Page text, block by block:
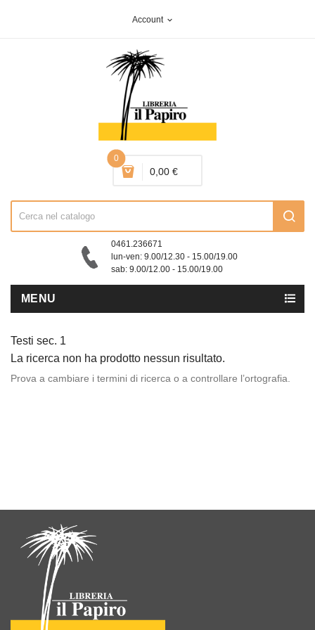
Account expand_more
0
0,00 €
0461.236671
lun-ven: 9.00/12.30 - 15.00/19.00
sab: 9.00/12.00 - 15.00/19.00
MENU
Testi sec. 1
La ricerca non ha prodotto nessun risultato.
Prova a cambiare i termini di ricerca o a controllare l’ortografia.